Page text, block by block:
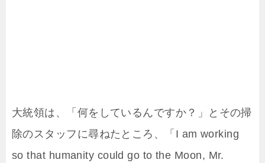
大統領は、「何をしているんですか？」とその掃
除のスタッフに尋ねたところ、「I am working
so that humanity could go to the Moon, Mr.